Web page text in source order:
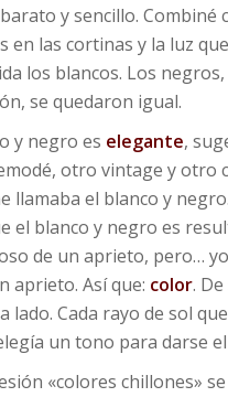
y sencillo. Combiné
en las cortinas y la luz
los blancos. Los
se quedaron igual.
y negro es elegante,
otro vintage y otro
llamaba el blanco y
el blanco y negro es
de un aprieto, pero…
aprieto. Así que: color.
lado. Cada rayo de sol
un tono para darse
«colores chillones»